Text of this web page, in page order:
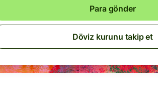
Para gönder
Döviz kurunu takip et